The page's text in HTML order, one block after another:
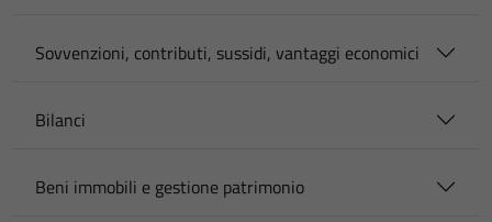
Sovvenzioni, contributi, sussidi, vantaggi economici
Bilanci
Beni immobili e gestione patrimonio